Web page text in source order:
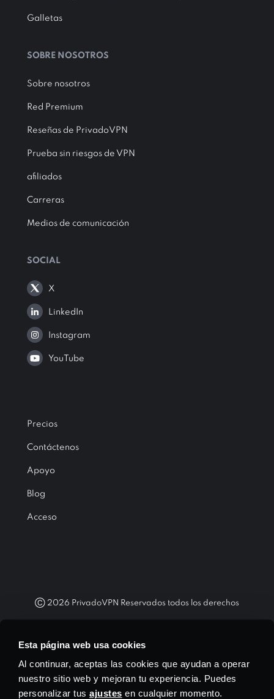
Esta página web usa cookies
Al continuar, aceptas las cookies que ayudan a operar
nuestro sitio web y mejoran tu experiencia. Puedes
personalizar tusajustes en cualquier momento.
Galletas
SOBRE NOSOTROS
Sobre nosotros
Red Premium
Reseñas de PrivadoVPN
Prueba sin riesgos de VPN
afiliados
Carreras
Medios de comunicación
SOCIAL
X
LinkedIn
Instagram
YouTube
Precios
Contáctenos
Apoyo
Blog
Acceso
Ⓒ 2026 PrivadoVPN Reservados todos los derechos